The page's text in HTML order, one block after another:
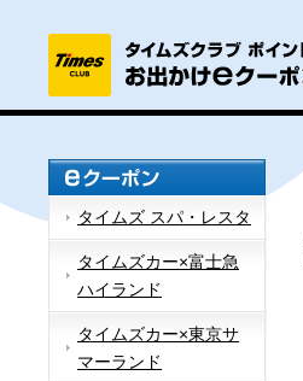
タイムズ スパ・レスタ
タイムズカー×富士急
ハイランド
タイムズカー×東京サ
マーランド